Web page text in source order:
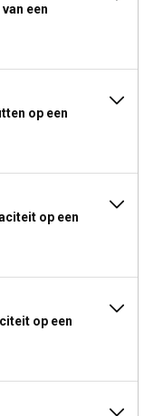
een
op een
op een
op een